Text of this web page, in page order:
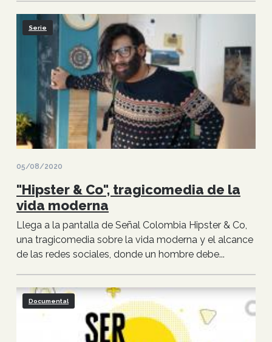
Serie
05/08/2020
"Hipster & Co", tragicomedia de la
vida moderna
Llega a la pantalla de Señal Colombia Hipster & Co,
una tragicomedia sobre la vida moderna y el alcance
de las redes sociales, donde un hombre debe...
Documental